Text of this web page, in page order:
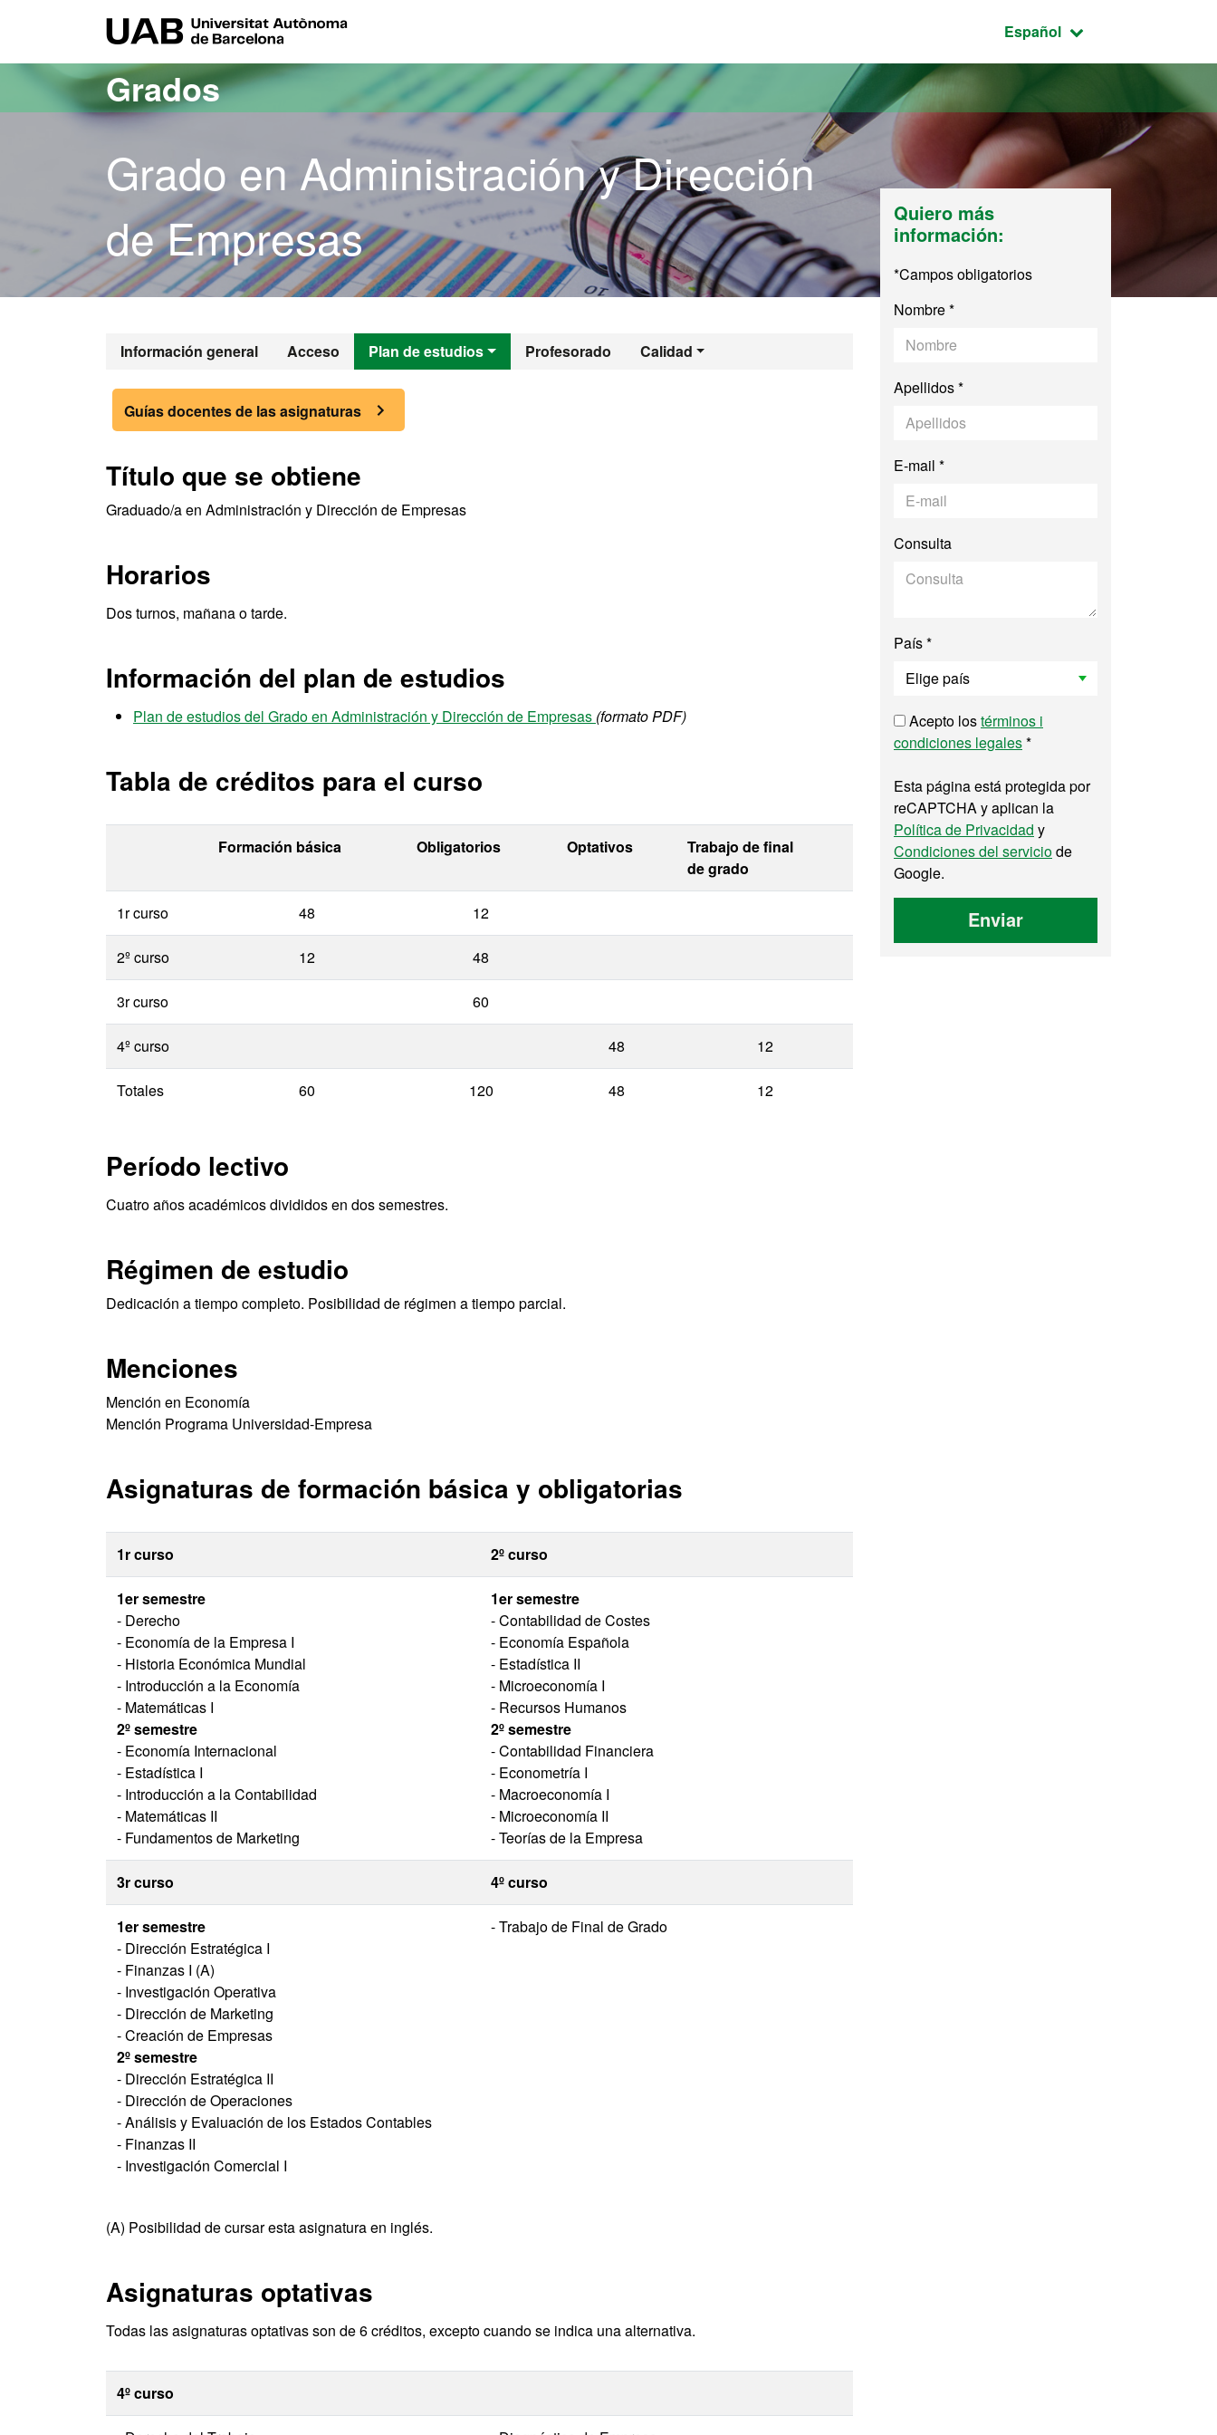
Idioma seleccionado:
Español
Grados
Grado en Administración y Dirección
de Empresas
Información general Acceso Plan de estudios Profesorado Calidad
Grado en Administración y Dirección de Empresas
Guías docentes de las asignaturas
Título que se obtiene
Graduado/a en Administración y Dirección de Empresas
Horarios
Dos turnos, mañana o tarde.
Información del plan de estudios
Plan de estudios del Grado en Administración y Dirección de Empresas (formato PDF)
Tabla de créditos para el curso
Formación básica Obligatorios Optativos
Trabajo de final
de grado
1r curso 48 12
2º curso 12 48
3r curso 60
4º curso 48 12
Totales 60 120 48 12
Período lectivo
Cuatro años académicos divididos en dos semestres.
Régimen de estudio
Dedicación a tiempo completo. Posibilidad de régimen a tiempo parcial.
Menciones
Mención en Economía
Mención Programa Universidad-Empresa
Asignaturas de formación básica y obligatorias
1r curso 2º curso
1er semestre
- Derecho
- Economía de la Empresa I
- Historia Económica Mundial
- Introducción a la Economía
- Matemáticas I
2º semestre
- Economía Internacional
- Estadística I
- Introducción a la Contabilidad
- Matemáticas II
- Fundamentos de Marketing
1er semestre
- Contabilidad de Costes
- Economía Española
- Estadística II
- Microeconomía I
- Recursos Humanos
2º semestre
- Contabilidad Financiera
- Econometría I
- Macroeconomía I
- Microeconomía II
- Teorías de la Empresa
3r curso 4º curso
1er semestre
- Dirección Estratégica I
- Finanzas I (A)
- Investigación Operativa
- Dirección de Marketing
- Creación de Empresas
2º semestre
- Dirección Estratégica II
- Dirección de Operaciones
- Análisis y Evaluación de los Estados Contables
- Finanzas II
- Investigación Comercial I
- Trabajo de Final de Grado
(A) Posibilidad de cursar esta asignatura en inglés.
Asignaturas optativas
Todas las asignaturas optativas son de 6 créditos, excepto cuando se indica una alternativa.
4º curso
Quiero más
información:
*Campos obligatorios
Nombre *
Apellidos *
E-mail *
Consulta
País *
Acepto lostérminos i
condiciones legales*
Esta página está protegida por
reCAPTCHA y aplican la
Política de Privacidad y
Condiciones del serviciode
Google.
Enviar